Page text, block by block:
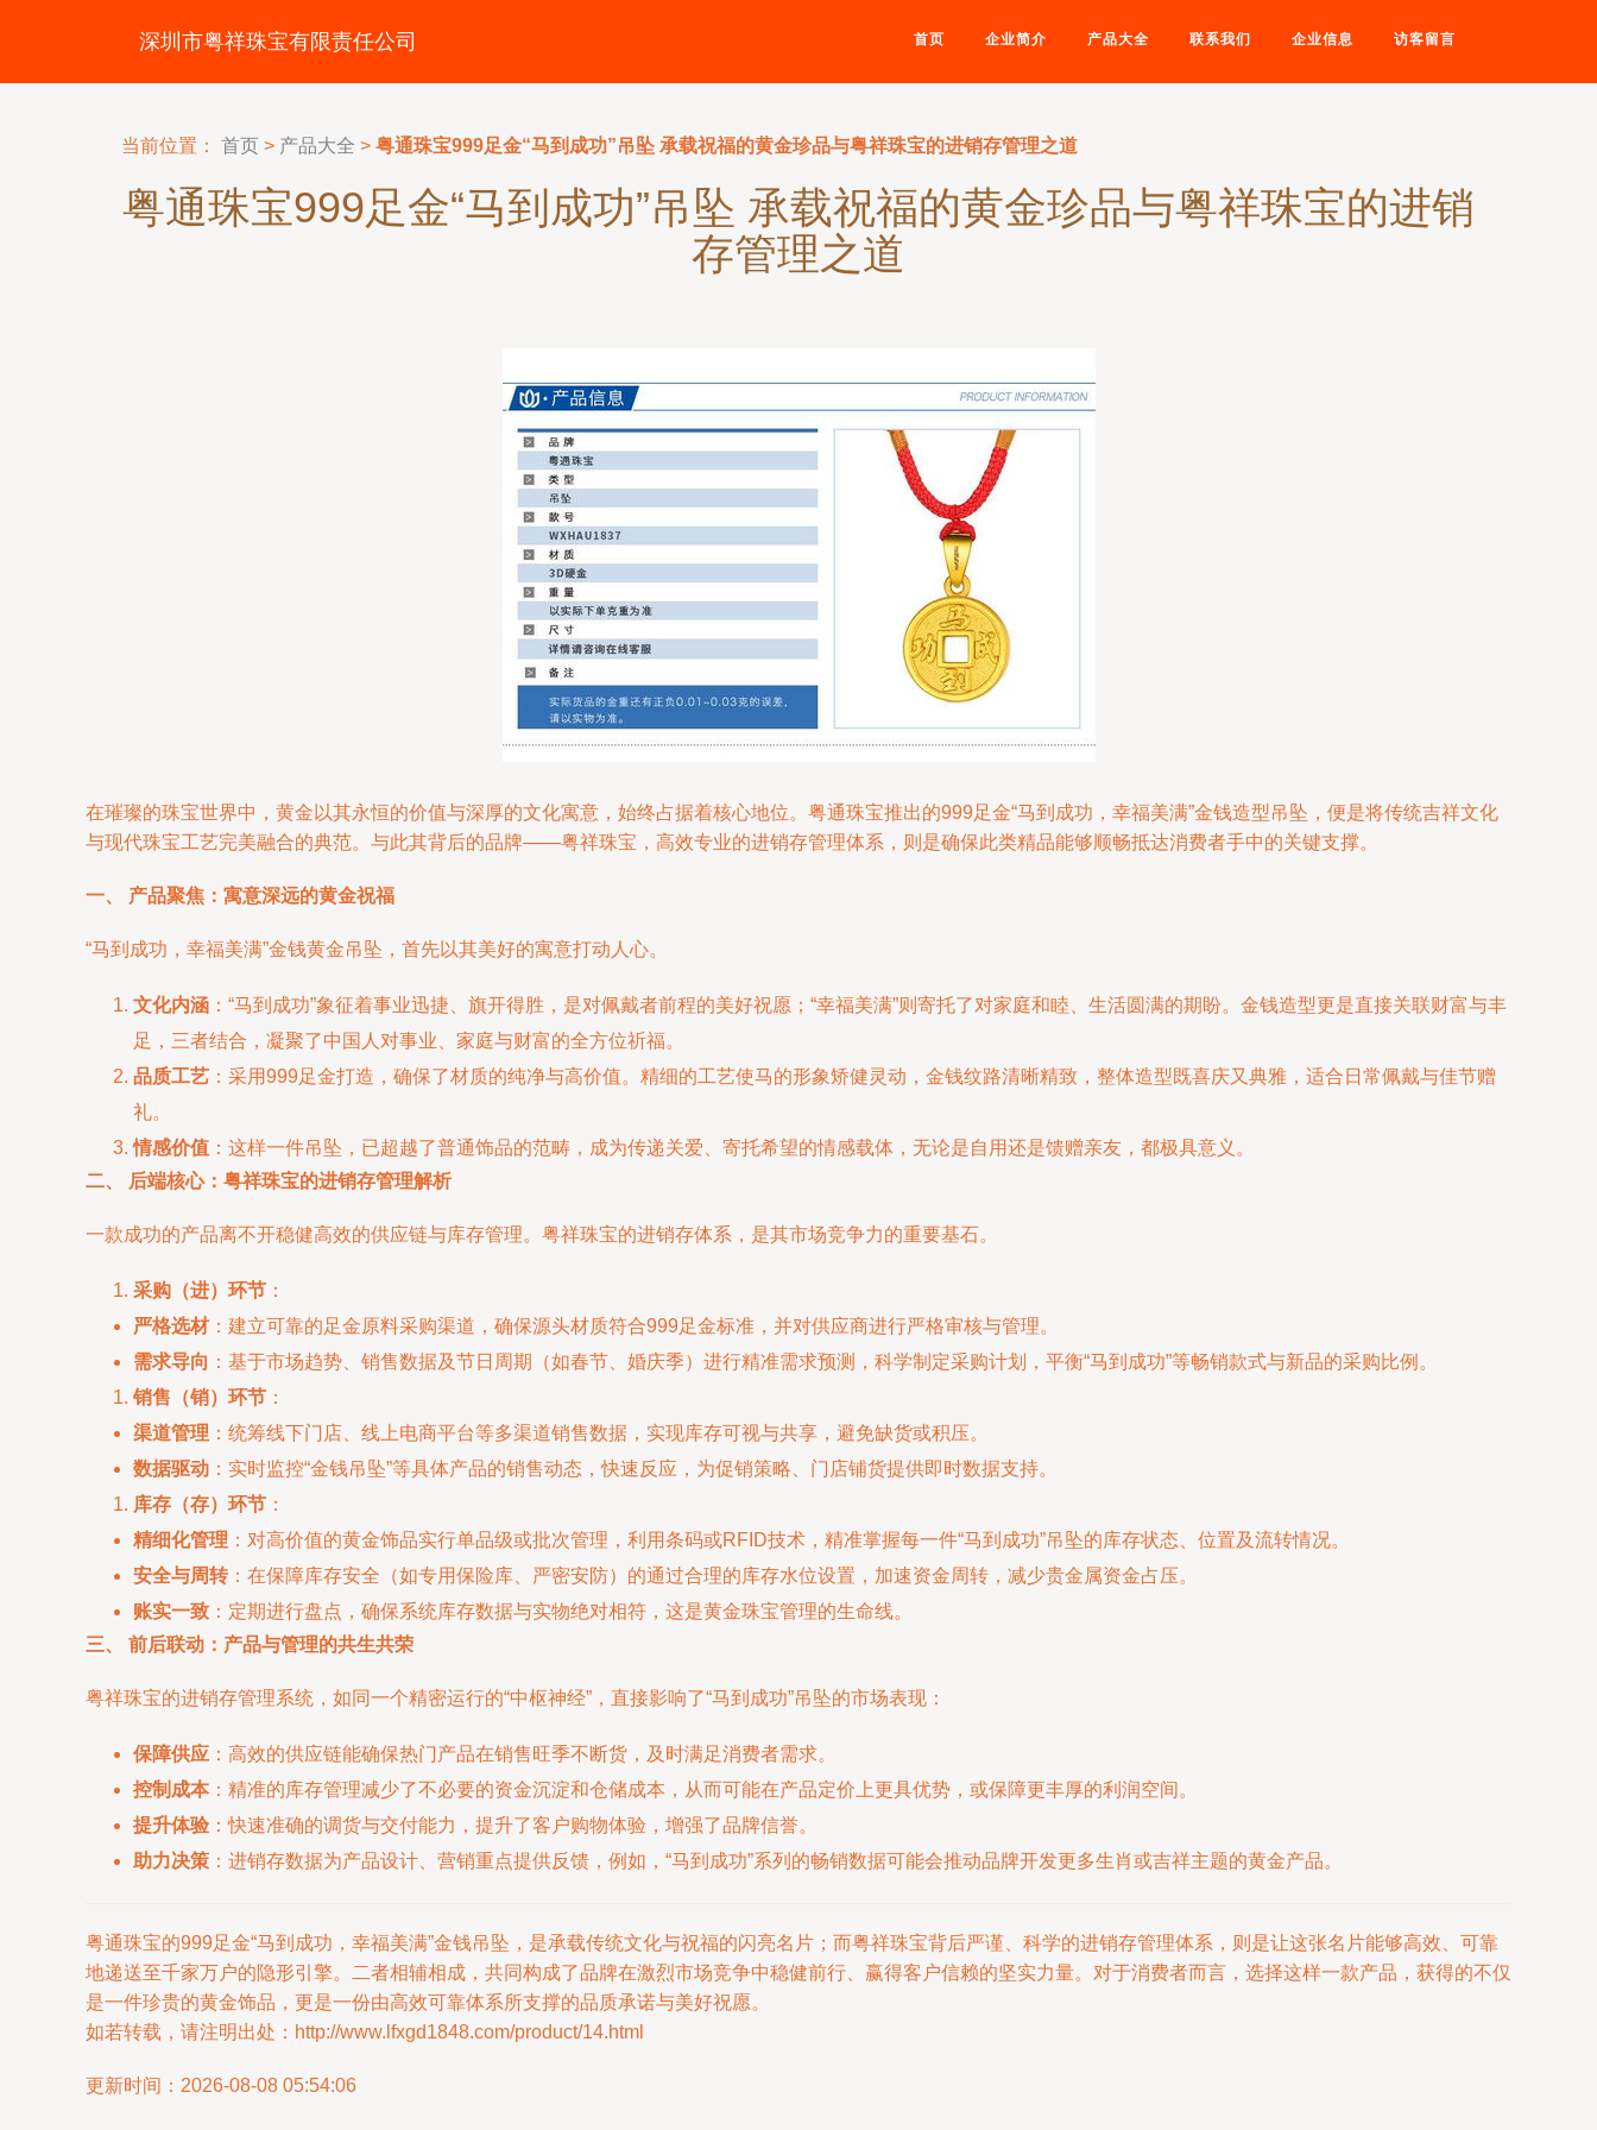
深圳市粤祥珠宝有限责任公司 首页 企业简介 产品大全 联系我们 企业信息 访客留言
当前位置： 首页 > 产品大全 > 粤通珠宝999足金“马到成功”吊坠 承载祝福的黄金珍品与粤祥珠宝的进销存管理之道
粤通珠宝999足金“马到成功”吊坠 承载祝福的黄金珍品与粤祥珠宝的进销
存管理之道
在璀璨的珠宝世界中，黄金以其永恒的价值与深厚的文化寓意，始终占据着核心地位。粤通珠宝推出的999足金“马到成功，幸福美满”金钱造型吊坠，便是将传统吉祥文化
与现代珠宝工艺完美融合的典范。与此其背后的品牌——粤祥珠宝，高效专业的进销存管理体系，则是确保此类精品能够顺畅抵达消费者手中的关键支撑。
一、 产品聚焦：寓意深远的黄金祝福
“马到成功，幸福美满”金钱黄金吊坠，首先以其美好的寓意打动人心。
文化内涵 ：“马到成功”象征着事业迅捷、旗开得胜，是对佩戴者前程的美好祝愿；“幸福美满”则寄托了对家庭和睦、生活圆满的期盼。金钱造型更是直接关联财富与丰
足，三者结合，凝聚了中国人对事业、家庭与财富的全方位祈福。
品质工艺 ：采用999足金打造，确保了材质的纯净与高价值。精细的工艺使马的形象矫健灵动，金钱纹路清晰精致，整体造型既喜庆又典雅，适合日常佩戴与佳节赠
礼。
情感价值 ：这样一件吊坠，已超越了普通饰品的范畴，成为传递关爱、寄托希望的情感载体，无论是自用还是馈赠亲友，都极具意义。
二、 后端核心：粤祥珠宝的进销存管理解析
一款成功的产品离不开稳健高效的供应链与库存管理。粤祥珠宝的进销存体系，是其市场竞争力的重要基石。
采购（进）环节 ：
严格选材：建立可靠的足金原料采购渠道，确保源头材质符合999足金标准，并对供应商进行严格审核与管理。
需求导向 ：基于市场趋势、销售数据及节日周期（如春节、婚庆季）进行精准需求预测，科学制定采购计划，平衡“马到成功”等畅销款式与新品的采购比例。
销售（销）环节 ：
渠道管理 ：统筹线下门店、线上电商平台等多渠道销售数据，实现库存可视与共享，避免缺货或积压。
数据驱动 ：实时监控“金钱吊坠”等具体产品的销售动态，快速反应，为促销策略、门店铺货提供即时数据支持。
库存（存）环节 ：
精细化管理 ：对高价值的黄金饰品实行单品级或批次管理，利用条码或RFID技术，精准掌握每一件“马到成功”吊坠的库存状态、位置及流转情况。
安全与周转：在保障库存安全（如专用保险库、严密安防）的通过合理的库存水位设置，加速资金周转，减少贵金属资金占压。
账实一致 ：定期进行盘点，确保系统库存数据与实物绝对相符，这是黄金珠宝管理的生命线。
三、 前后联动：产品与管理的共生共荣
粤祥珠宝的进销存管理系统，如同一个精密运行的“中枢神经”，直接影响了“马到成功”吊坠的市场表现：
保障供应 ：高效的供应链能确保热门产品在销售旺季不断货，及时满足消费者需求。
控制成本：精准的库存管理减少了不必要的资金沉淀和仓储成本，从而可能在产品定价上更具优势，或保障更丰厚的利润空间。
提升体验 ：快速准确的调货与交付能力，提升了客户购物体验，增强了品牌信誉。
助力决策 ：进销存数据为产品设计、营销重点提供反馈，例如，“马到成功”系列的畅销数据可能会推动品牌开发更多生肖或吉祥主题的黄金产品。
粤通珠宝的999足金“马到成功，幸福美满”金钱吊坠，是承载传统文化与祝福的闪亮名片；而粤祥珠宝背后严谨、科学的进销存管理体系，则是让这张名片能够高效、可靠
地递送至千家万户的隐形引擎。二者相辅相成，共同构成了品牌在激烈市场竞争中稳健前行、赢得客户信赖的坚实力量。对于消费者而言，选择这样一款产品，获得的不仅
是一件珍贵的黄金饰品，更是一份由高效可靠体系所支撑的品质承诺与美好祝愿。
如若转载，请注明出处：http://www.lfxgd1848.com/product/14.html
更新时间：2026-08-08 05:54:06